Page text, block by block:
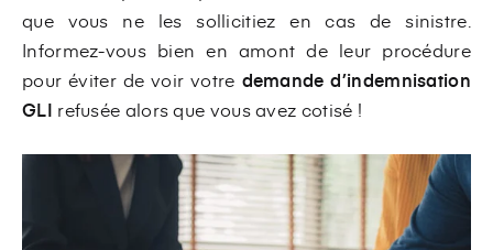
que vous ne les sollicitiez en cas de sinistre.
Informez-vous bien en amont de leur procédure
pour éviter de voir votre demande d’indemnisation
GLI refusée alors que vous avez cotisé !